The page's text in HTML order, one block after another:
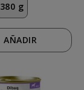
380 g
AÑADIR